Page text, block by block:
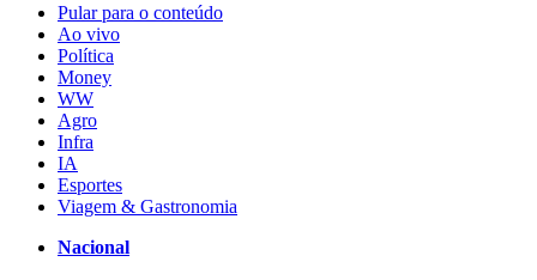
Pular para o conteúdo
Ao vivo
Política
Money
WW
Agro
Infra
IA
Esportes
Viagem & Gastronomia
Nacional